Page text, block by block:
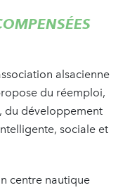
alsacienne
du réemploi,
du développement
sociale et
centre nautique